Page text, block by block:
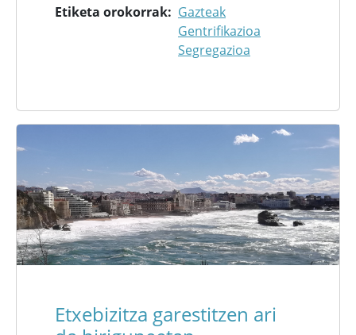
Etiketa orokorrak
Gazteak
Gentrifikazioa
Segregazioa
Etxebizitza garestitzen ari